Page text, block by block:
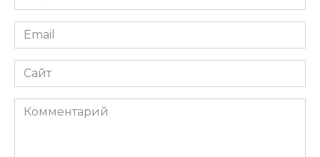
*
Email
*
Сайт
Комментарий